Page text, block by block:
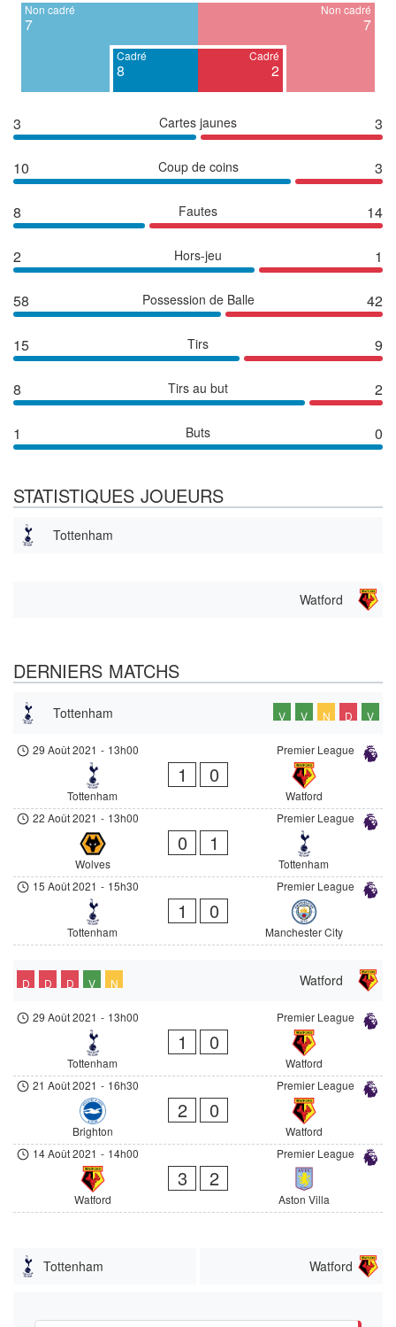
Non cadré
7
Cadré
8
Cadré
2
Non cadré
7
3 Cartes jaunes 3
10 Coup de coins 3
8 Fautes 14
2 Hors-jeu 1
58 Possession de Balle 42
15 Tirs 9
8 Tirs au but 2
1 Buts 0
STATISTIQUES JOUEURS
Tottenham
Watford
DERNIERS MATCHS
Tottenham V V N D V
Premier League
29 Août 2021 - 13h00
Tottenham
1 0
Watford
Premier League
22 Août 2021 - 13h00
Wolves
0 1
Tottenham
Premier League
15 Août 2021 - 15h30
Tottenham
1 0
Manchester City
Watford
D D D V N
Premier League
29 Août 2021 - 13h00
Tottenham
1 0
Watford
Premier League
21 Août 2021 - 16h30
Brighton
2 0
Watford
Premier League
14 Août 2021 - 14h00
Watford
3 2
Aston Villa
Tottenham Watford